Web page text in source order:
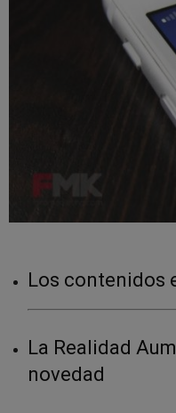
Los contenidos
La Realidad
novedad